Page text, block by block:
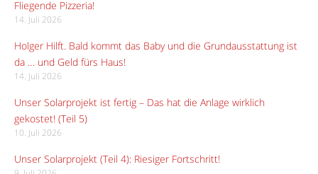
Fliegende Pizzeria!
14. Juli 2026
Holger Hilft. Bald kommt das Baby und die Grundausstattung ist
da … und Geld fürs Haus!
14. Juli 2026
Unser Solarprojekt ist fertig – Das hat die Anlage wirklich
gekostet! (Teil 5)
10. Juli 2026
Unser Solarprojekt (Teil 4): Riesiger Fortschritt!